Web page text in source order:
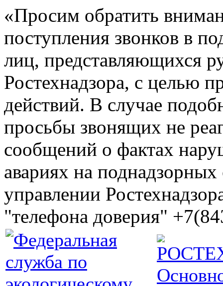
«Просим обратить
поступления звонков в
лиц, представляющихся
Ростехнадзора, с целью
действий. В случае
просьбы звонящих не
сообщений о фактах
авариях на
управлении
"телефона доверия"